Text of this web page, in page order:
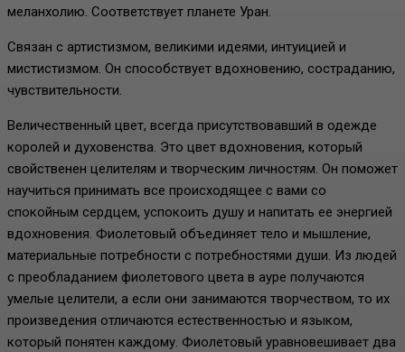
меланхолию. Соответствует планете Уран.
Связан с артистизмом, великими идеями, интуицией и
мистистизмом. Он способствует вдохновению, состраданию,
чувствительности.
Величественный цвет, всегда присутствовавший в одежде
королей и духовенства. Это цвет вдохновения, который
свойственен целителям и творческим личностям. Он поможет
научиться принимать все происходящее с вами со
спокойным сердцем, успокоить душу и напитать ее энергией
вдохновения. Фиолетовый объединяет тело и мышление,
материальные потребности с потребностями души. Из людей
с преобладанием фиолетового цвета в ауре получаются
умелые целители, а если они занимаются творчеством, то их
произведения отличаются естественностью и языком,
который понятен каждому. Фиолетовый уравновешивает два